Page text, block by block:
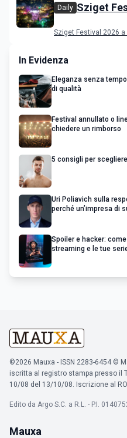
Daily Sziget
Sziget Festival 2026
In Evidenza
Eleganza senza
di qualità
Festival annullato o
chiedere un rimborso
5 consigli per
Uri Poliavich sulla
perché un’impresa di
Spoiler e hacker:
streaming e le tue
©2026 Mauxa - ISSN 2283-6454 ©
iscritta al registro stampa presso il
10/08 del 13/10/08. Iscrizione al
Edito da Argo S.C. a R.L. - P.I.
Mauxa